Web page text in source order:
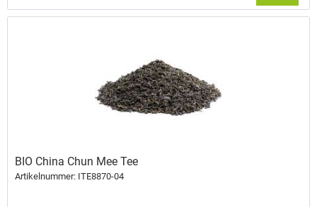
BIO China Chun Mee Tee
Artikelnummer: ITE8870-04